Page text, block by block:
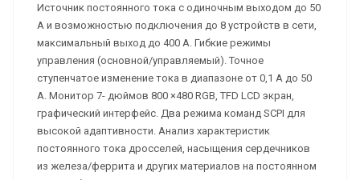
Источник постоянного тока с одиночным выходом до 50
А и возможностью подключения до 8 устройств в сети,
максимальный выход до 400 А. Гибкие режимы
управления (основной/управляемый). Точное
ступенчатое изменение тока в диапазоне от 0,1 А до 50
А. Монитор 7- дюймов 800 ×480 RGB, TFD LCD экран,
графический интерфейс. Два режима команд SCPI для
высокой адаптивности. Анализ характеристик
постоянного тока дросселей, насыщения сердечников
из железа/феррита и других материалов на постоянном